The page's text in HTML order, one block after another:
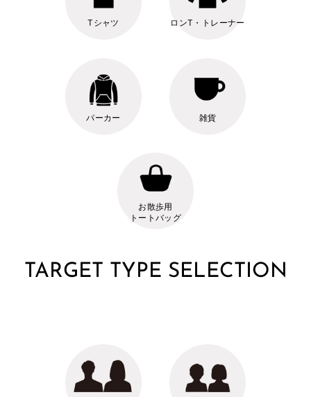
Tシャツ ロンT・トレーナー
パーカー 雑貨
お散歩用
トートバッグ
TARGET TYPE SELECTION